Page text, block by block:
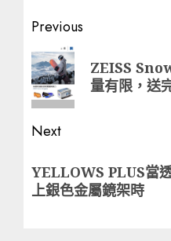
Post
navigation
Previous
Previous
post:
ZEISS
量有限，送
Next
post:
YELLOWS PLUS當
上銀色金屬鏡架時